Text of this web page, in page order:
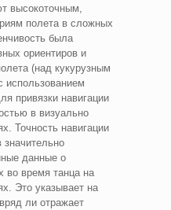
высокоточным,
полета в сложных
была
ориентиров и
(над кукурузным
использованием
привязки навигации
в визуально
Точность навигации
данные о
во время танца на
Это указывает на
ли отражает